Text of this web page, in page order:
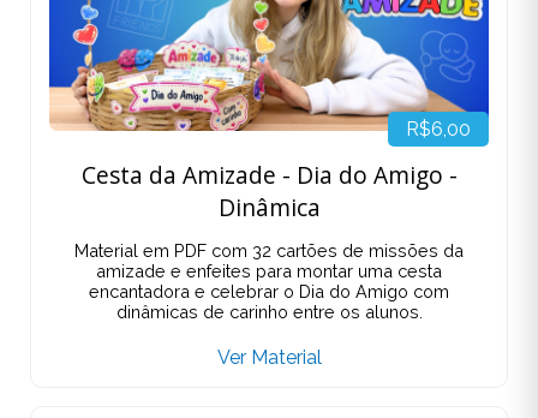
R$6,00
Cesta da Amizade - Dia do Amigo -
Dinâmica
Material em PDF com 32 cartões de missões da
amizade e enfeites para montar uma cesta
encantadora e celebrar o Dia do Amigo com
dinâmicas de carinho entre os alunos.
Ver Material